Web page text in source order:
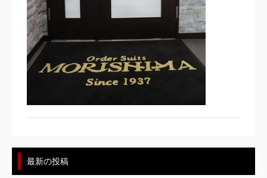
最新の投稿